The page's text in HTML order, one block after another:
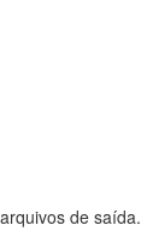
de saída.